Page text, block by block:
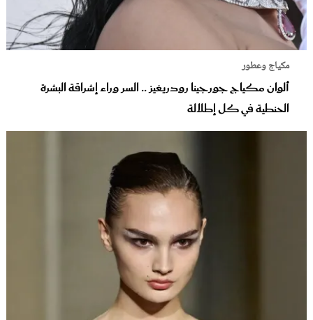
مكياج وعطور
ألوان مكياج جورجينا رودريغيز .. السر وراء إشراقة البشرة
الحنطية في كل إطلالة